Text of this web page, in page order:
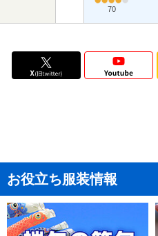
70
お役立ち服装情報